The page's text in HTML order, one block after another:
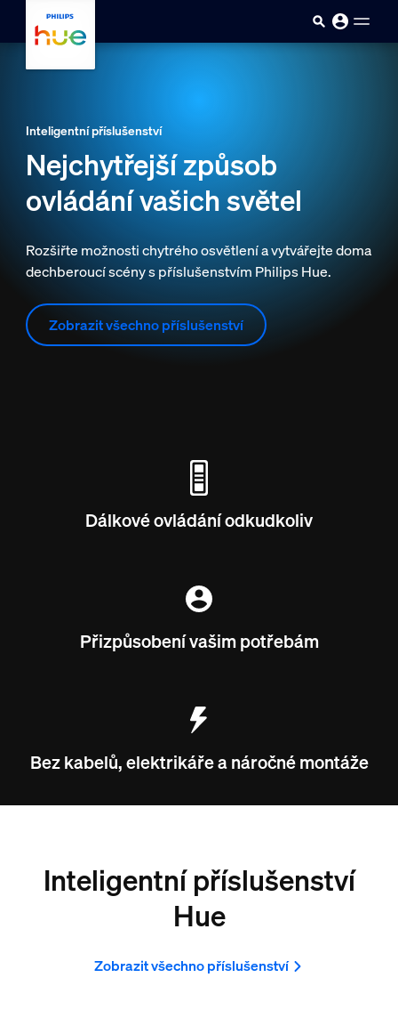
Inteligentní příslušenství
Nejchytřejší způsob
ovládání vašich světel
Rozšiřte možnosti chytrého osvětlení a vytvářejte doma
dechberoucí scény s příslušenstvím Philips Hue.
Zobrazit všechno příslušenství
Dálkové ovládání odkudkoliv
Přizpůsobení vašim potřebám
Bez kabelů, elektrikáře a náročné montáže
Inteligentní příslušenství
Hue
Zobrazit všechno příslušenství